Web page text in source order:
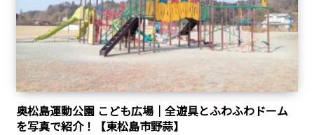
奥松島運動公園 こども広場｜全遊具とふわふわドーム
を写真で紹介！【東松島市野蒜】